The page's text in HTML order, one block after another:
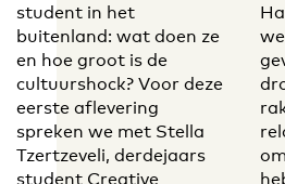
student in het
buitenland: wat doen ze
en hoe groot is de
cultuurshock? Voor deze
eerste aflevering
spreken we met Stella
Tzertzeveli, derdejaars
student Creative